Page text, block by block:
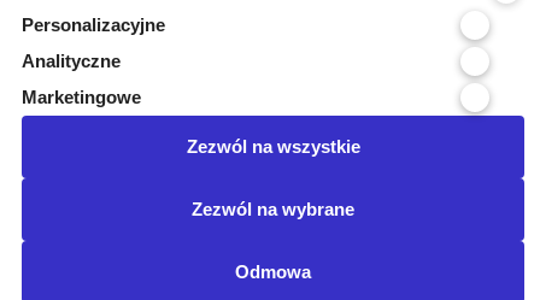
Podbranze: gaz medyczny
Kraj realizacji: POLSKA
Posiadamy certyfikat:
©Przetargimedyczne.com
Personalizacyjne
Analityczne
Marketingowe
Zezwól na wszystkie
Zezwól na wybrane
Odmowa